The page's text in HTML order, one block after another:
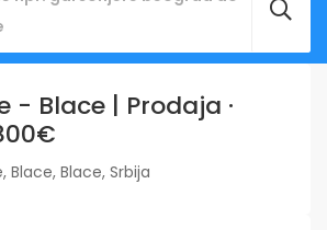
- Blace | Prodaja ·
Blace, Blace, Srbija